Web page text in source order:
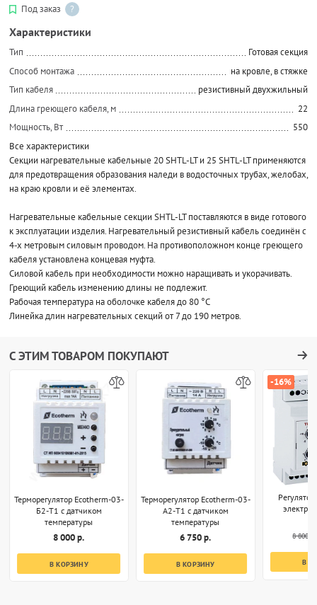
Под заказ ?
Характеристики
Тип
Готовая секция
Способ монтажа
на кровле, в стяжке
Тип кабеля
резистивный двухжильный
Длина греющего кабеля, м
22
Мощность, Вт
550
Все характеристики
Секции нагревательные кабельные 20 SHTL-LT и 25 SHTL-LT применяются
для предотвращения образования наледи в водосточных трубах, желобах,
на краю кровли и её элементах.
Нагревательные кабельные секции SHTL-LT поставляются в виде готового
к эксплуатации изделия. Нагревательный резистивный кабель соединён с
4-х метровым силовым проводом. На противоположном конце греющего
кабеля установлена концевая муфта.
Силовой кабель при необходимости можно наращивать и укорачивать.
Греющий кабель изменению длины не подлежит.
Рабочая температура на оболочке кабеля до 80 °С
Линейка длин нагревательных секций от 7 до 190 метров.
С ЭТИМ ТОВАРОМ ПОКУПАЮТ
Терморегулятор Ecotherm-03-
Б2-T1 с датчиком
температуры
8 000 р.
В КОРЗИНУ
Терморегулятор Ecotherm-03-
А2-T1 с датчиком
температуры
6 750 р.
В КОРЗИНУ
-16%
8 800 р.
В